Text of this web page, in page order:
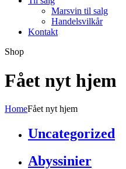
Marsvin til salg
Handelsvilkår
Kontakt
Shop
Fået nyt hjem
HomeFået nyt hjem
Uncategorized
Abyssinier